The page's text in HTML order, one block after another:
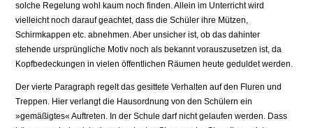
solche Regelung wohl kaum noch finden. Allein im Unterricht wird
vielleicht noch darauf geachtet, dass die Schüler ihre Mützen,
Schirmkappen etc. abnehmen. Aber unsicher ist, ob das dahinter
stehende ursprüngliche Motiv noch als bekannt vorauszusetzen ist, da
Kopfbedeckungen in vielen öffentlichen Räumen heute geduldet werden.
Der vierte Paragraph regelt das gesittete Verhalten auf den Fluren und
Treppen. Hier verlangt die Hausordnung von den Schülern ein
»gemäßigtes« Auftreten. In der Schule darf nicht gelaufen werden. Dass